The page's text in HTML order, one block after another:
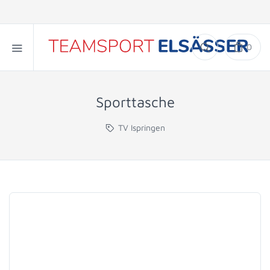
0
Sporttasche
TV Ispringen